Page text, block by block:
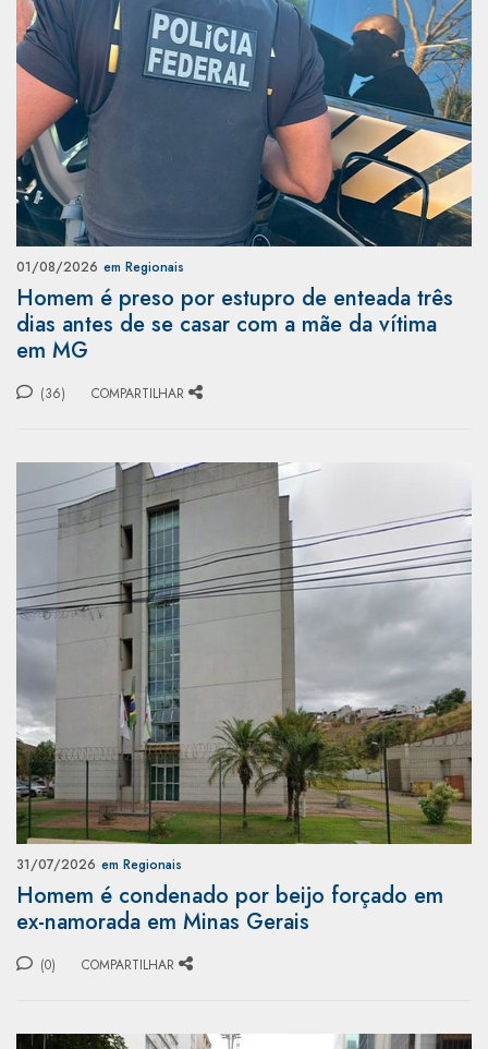
01/08/2026 em Regionais
Homem é preso por estupro de enteada três
dias antes de se casar com a mãe da vítima
em MG
(36) COMPARTILHAR
31/07/2026 em Regionais
Homem é condenado por beijo forçado em
ex-namorada em Minas Gerais
(0) COMPARTILHAR